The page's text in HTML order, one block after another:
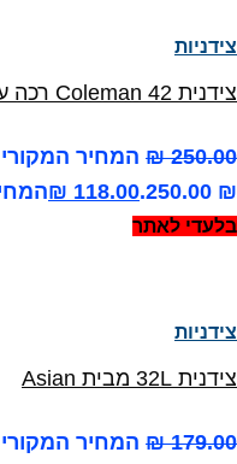
צידניות
צידנית Coleman 42 רכה עם גלגלים
₪250.00
המחיר
₪ 250.00.
₪ 118.00
בלעדי לאתר
צידניות
צידנית 32L מבית Asian
₪179.00
המחיר